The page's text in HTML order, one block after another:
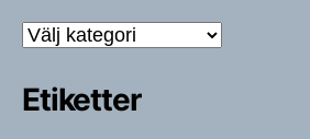
Kategorier
Etiketter